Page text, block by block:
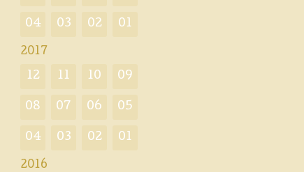
04 03 02 01
2017
12 11 10 09
08 07 06 05
04 03 02 01
2016